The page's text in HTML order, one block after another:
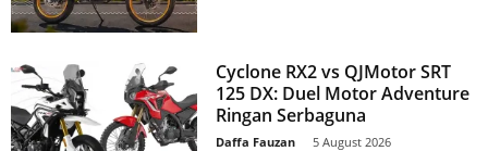
Cyclone RX2 vs QJMotor SRT
125 DX: Duel Motor Adventure
Ringan Serbaguna
Daffa Fauzan 5 August 2026